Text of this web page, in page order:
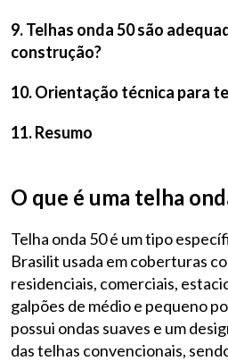
9. Telhas onda 50 são
construção?
10. Orientação técnica para
11. Resumo
O que é uma telha
Telha onda 50 é um tipo
Brasilit usada em coberturas
residenciais, comerciais,
galpões de médio e pequeno
possui ondas suaves e um
das telhas convencionais,